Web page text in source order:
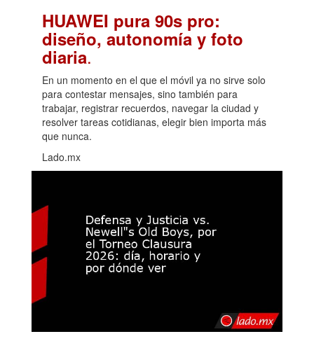
HUAWEI pura 90s pro:
diseño, autonomía y foto
diaria.
En un momento en el que el móvil ya no sirve solo
para contestar mensajes, sino también para
trabajar, registrar recuerdos, navegar la ciudad y
resolver tareas cotidianas, elegir bien importa más
que nunca.
Lado.mx